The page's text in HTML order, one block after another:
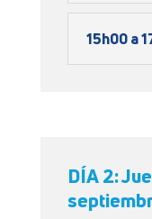
15h00 a
DÍA 2: